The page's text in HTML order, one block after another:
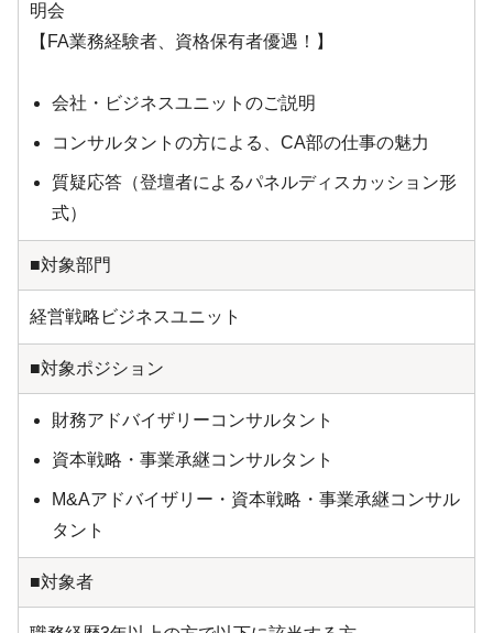
明会
【FA業務経験者、資格保有者優遇！】
会社・ビジネスユニットのご説明
コンサルタントの方による、CA部の仕事の魅力
質疑応答（登壇者によるパネルディスカッション形
式）
■対象部門
経営戦略ビジネスユニット
■対象ポジション
財務アドバイザリーコンサルタント
資本戦略・事業承継コンサルタント
M&Aアドバイザリー・資本戦略・事業承継コンサル
タント
■対象者